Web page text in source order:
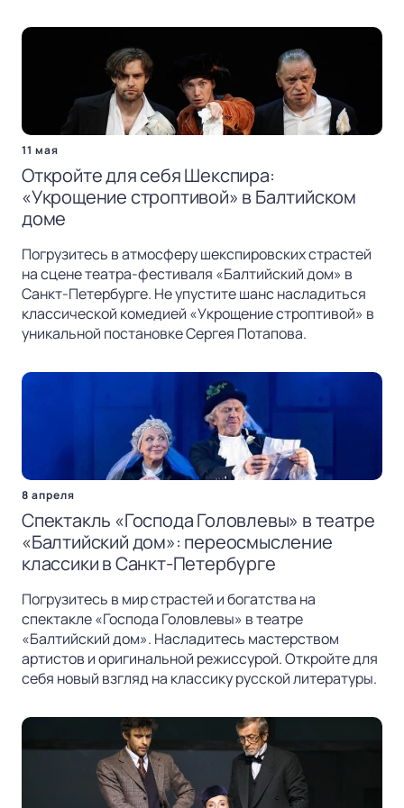
11 мая
Откройте для себя Шекспира:
«Укрощение строптивой» в Балтийском
доме
Погрузитесь в атмосферу шекспировских страстей
на сцене театра-фестиваля «Балтийский дом» в
Санкт-Петербурге. Не упустите шанс насладиться
классической комедией «Укрощение строптивой» в
уникальной постановке Сергея Потапова.
8 апреля
Спектакль «Господа Головлевы» в театре
«Балтийский дом»: переосмысление
классики в Санкт-Петербурге
Погрузитесь в мир страстей и богатства на
спектакле «Господа Головлевы» в театре
«Балтийский дом». Насладитесь мастерством
артистов и оригинальной режиссурой. Откройте для
себя новый взгляд на классику русской литературы.